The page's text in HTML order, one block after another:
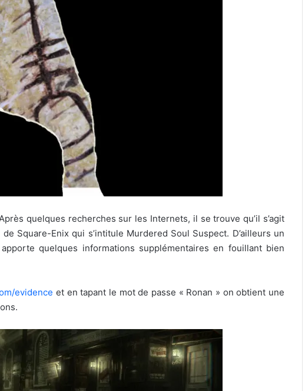
quelques recherches sur les Internets, il se trouve qu’il s’agit
Square-Enix qui s’intitule Murdered Soul Suspect. D’ailleurs un
quelques informations supplémentaires en fouillant bien
evidence et en tapant le mot de passe « Ronan » on obtient une